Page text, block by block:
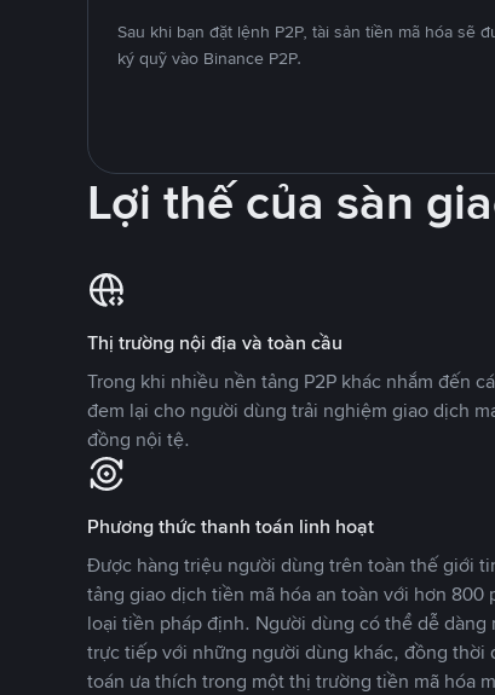
Sau khi bạn đặt lệnh P2P, tài sản tiền mã hóa sẽ
ký quỹ vào Binance P2P.
Lợi thế của sàn
Thị trường nội địa và toàn cầu
Trong khi nhiều nền tảng P2P khác nhắm đến
đem lại cho người dùng trải nghiệm giao dịch
đồng nội tệ.
Phương thức thanh toán linh hoạt
Được hàng triệu người dùng trên toàn thế giới
tảng giao dịch tiền mã hóa an toàn với hơn
loại tiền pháp định. Người dùng có thể dễ dàng
trực tiếp với những người dùng khác, đồng thời
toán ưa thích trong một thị trường tiền mã hóa